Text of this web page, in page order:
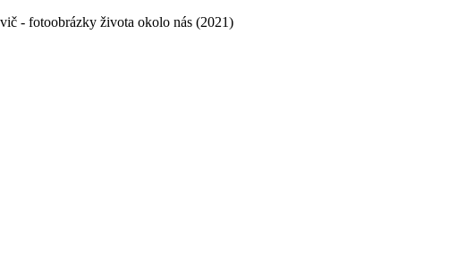
- fotoobrázky života okolo nás (2021)